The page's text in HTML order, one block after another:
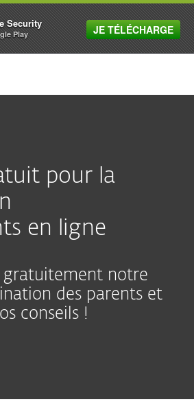
MENU
pour la
en ligne
gratuitement notre
des parents et
conseils !
Security
Play JE TÉLÉCHARGE